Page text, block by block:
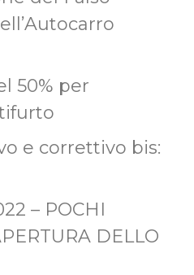
50% per
e correttivo bis:
– POCHI
DELLO